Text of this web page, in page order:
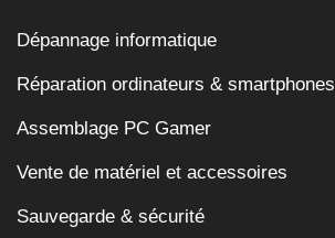
Dépannage informatique
Réparation ordinateurs & smartphones
Assemblage PC Gamer
Vente de matériel et accessoires
Sauvegarde & sécurité